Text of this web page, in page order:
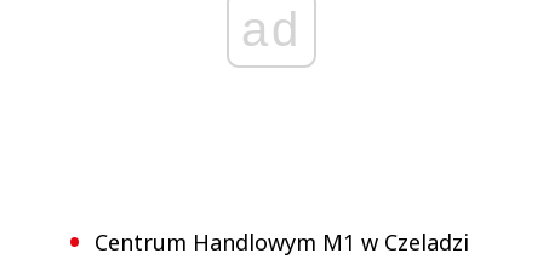
ad
Centrum Handlowym M1 w Czeladzi